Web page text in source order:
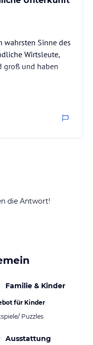
wahrsten Sinne des
Wirtsleute,
groß und haben
keine Wünsche
Getränken
die Gäste zur
die Antwort!
Familie & Kinder
für Kinder
Puzzles
Ausstattung